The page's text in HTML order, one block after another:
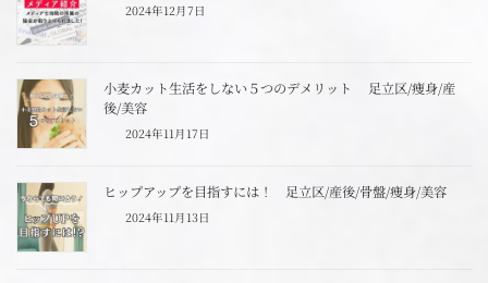
2024年12月7日
小麦カット生活をしない５つのデメリット 足立区/痩身/産
後/美容
2024年11月17日
ヒップアップを目指すには！ 足立区/産後/骨盤/痩身/美容
2024年11月13日